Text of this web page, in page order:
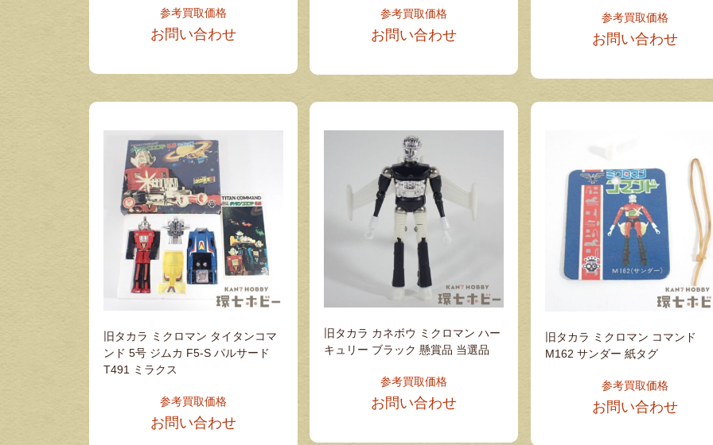
参考買取価格
お問い合わせ
参考買取価格
お問い合わせ
参考買取価格
お問い合わせ
旧タカラ ミクロマン タイタンコマ
ンド 5号 ジムカ F5-S パルサード
T491 ミラクス
参考買取価格
お問い合わせ
旧タカラ カネボウ ミクロマン ハー
キュリー ブラック 懸賞品 当選品
参考買取価格
お問い合わせ
旧タカラ ミクロマン コマンド
M162 サンダー 紙タグ
参考買取価格
お問い合わせ